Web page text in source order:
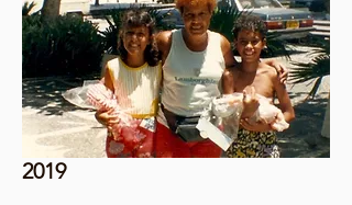
2019